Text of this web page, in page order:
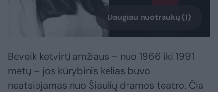
Daugiau nuotraukų (1)
Beveik ketvirtį amžiaus – nuo 1966 iki 1991
metų – jos kūrybinis kelias buvo
neatsiejamas nuo Šiaulių dramos teatro. Čia